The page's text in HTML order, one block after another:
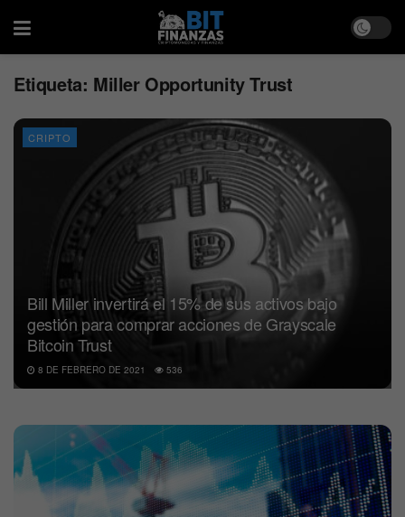
Etiqueta: Miller Opportunity Trust
CRIPTO
Bill Miller invertirá el 15% de sus activos bajo
gestión para comprar acciones de Grayscale
Bitcoin Trust
8 DE FEBRERO DE 2021 536